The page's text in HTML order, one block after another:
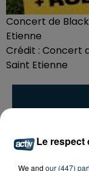
Concert de
Etienne
Crédit : Concert
Saint Etienne
Organisateur
Le respect
We and our (447)